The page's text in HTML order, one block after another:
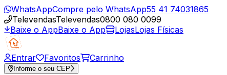
WhatsAppCompre pelo WhatsApp55 41 74031865
TelevendasTelevendas0800 080 0099
Baixe o AppBaixe o App LojasLojas Físicas
Entrar Favoritos Carrinho
Informe o seu CEP